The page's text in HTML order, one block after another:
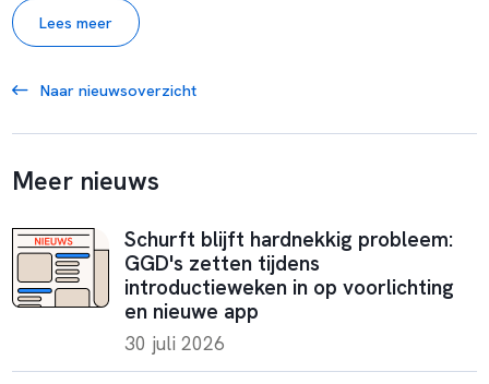
Lees meer
Naar nieuwsoverzicht
Meer nieuws
Schurft blijft hardnekkig probleem:
GGD's zetten tijdens
introductieweken in op voorlichting
en nieuwe app
30 juli 2026